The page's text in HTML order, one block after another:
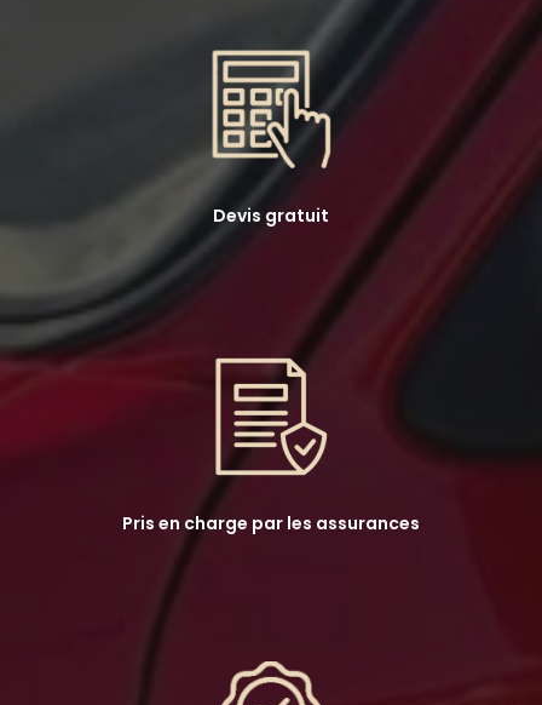
Devis gratuit
Pris en charge par les assurances